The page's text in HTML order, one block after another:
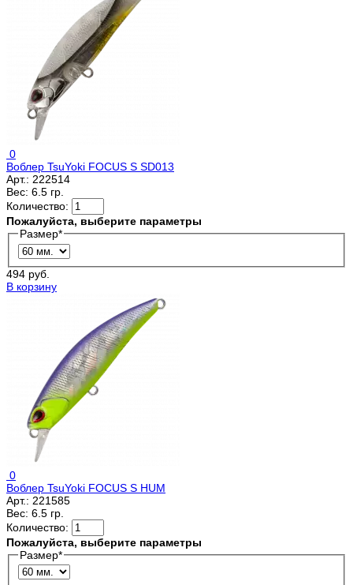
0
Воблер TsuYoki FOCUS S SD013
Арт.: 222514
Вес: 6.5 гр.
Количество:
Пожалуйста, выберите параметры
Размер*
494 руб.
В корзину
0
Воблер TsuYoki FOCUS S HUM
Арт.: 221585
Вес: 6.5 гр.
Количество:
Пожалуйста, выберите параметры
Размер*